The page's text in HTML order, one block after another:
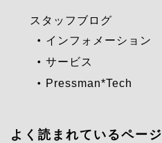
スタッフブログ
インフォメーション
サービス
Pressman*Tech
よく読まれているページ